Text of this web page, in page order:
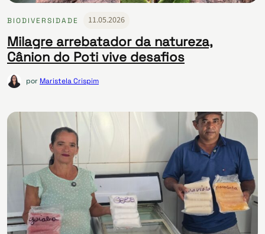
BIODIVERSIDADE 11.05.2026
Milagre arrebatador da natureza,
Cânion do Poti vive desafios
por Maristela Crispim